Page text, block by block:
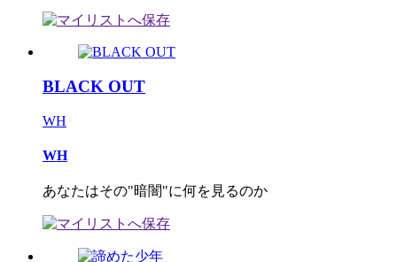
BLACK OUT
WH
WH
あなたはその"暗闇"に何を見るのか